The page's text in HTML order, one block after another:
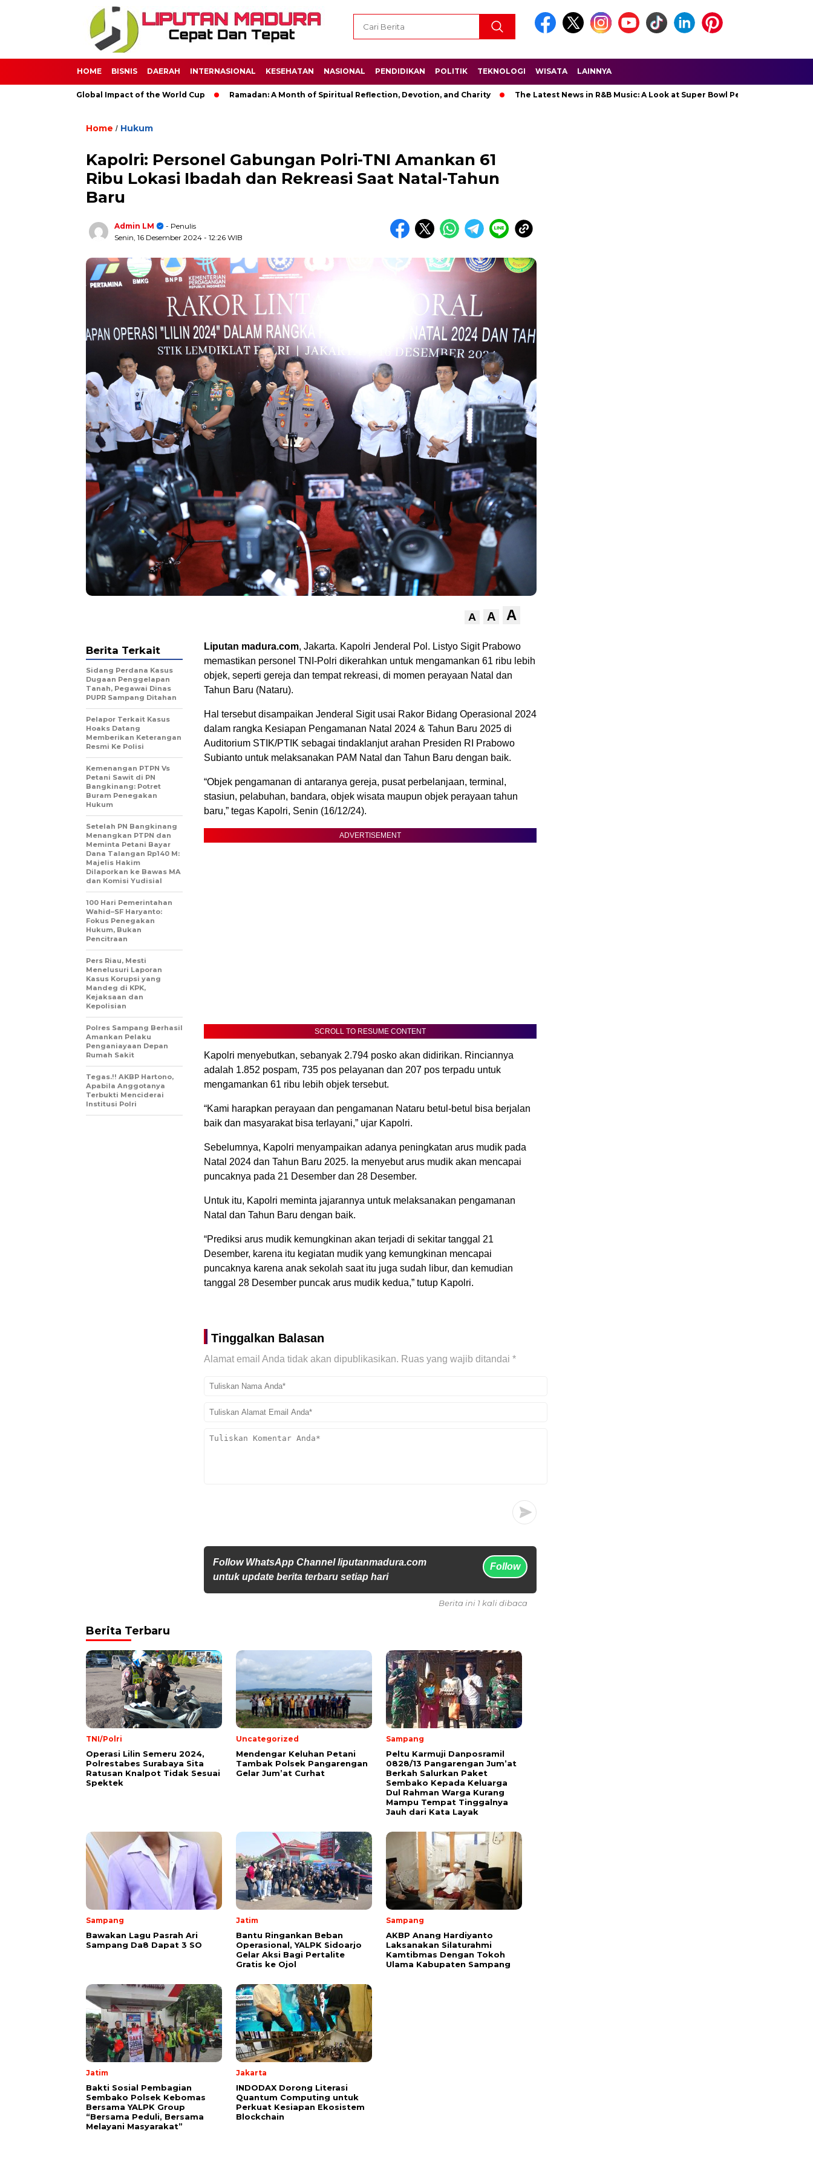
HOME BISNIS DAERAH INTERNASIONAL KESEHATAN NASIONAL PENDIDIKAN POLITIK TEKNOLOGI WISATA LAINNYA
The Global Impact of the World Cup Ramadan: A Month of Spiritual Reflection, Devotion, and Charity The Latest News in R&B Music: A Look at Super Bowl Performances, New
Home / Hukum
Kapolri: Personel Gabungan Polri-TNI Amankan 61
Ribu Lokasi Ibadah dan Rekreasi Saat Natal-Tahun
Baru
Admin LM
- Penulis
Senin, 16 Desember 2024 - 12:26 WIB
A A A
Liputan madura.com, Jakarta. Kapolri Jenderal Pol. Listyo Sigit Prabowo
memastikan personel TNI-Polri dikerahkan untuk mengamankan 61 ribu lebih
objek, seperti gereja dan tempat rekreasi, di momen perayaan Natal dan
Tahun Baru (Nataru).
Hal tersebut disampaikan Jenderal Sigit usai Rakor Bidang Operasional 2024
dalam rangka Kesiapan Pengamanan Natal 2024 & Tahun Baru 2025 di
Auditorium STIK/PTIK sebagai tindaklanjut arahan Presiden RI Prabowo
Subianto untuk melaksanakan PAM Natal dan Tahun Baru dengan baik.
“Objek pengamanan di antaranya gereja, pusat perbelanjaan, terminal,
stasiun, pelabuhan, bandara, objek wisata maupun objek perayaan tahun
baru,” tegas Kapolri, Senin (16/12/24).
ADVERTISEMENT
SCROLL TO RESUME CONTENT
Kapolri menyebutkan, sebanyak 2.794 posko akan didirikan. Rinciannya
adalah 1.852 pospam, 735 pos pelayanan dan 207 pos terpadu untuk
mengamankan 61 ribu lebih objek tersebut.
“Kami harapkan perayaan dan pengamanan Nataru betul-betul bisa berjalan
baik dan masyarakat bisa terlayani,” ujar Kapolri.
Sebelumnya, Kapolri menyampaikan adanya peningkatan arus mudik pada
Natal 2024 dan Tahun Baru 2025. Ia menyebut arus mudik akan mencapai
puncaknya pada 21 Desember dan 28 Desember.
Untuk itu, Kapolri meminta jajarannya untuk melaksanakan pengamanan
Natal dan Tahun Baru dengan baik.
“Prediksi arus mudik kemungkinan akan terjadi di sekitar tanggal 21
Desember, karena itu kegiatan mudik yang kemungkinan mencapai
puncaknya karena anak sekolah saat itu juga sudah libur, dan kemudian
tanggal 28 Desember puncak arus mudik kedua,” tutup Kapolri.
Tinggalkan Balasan
Alamat email Anda tidak akan dipublikasikan. Ruas yang wajib ditandai *
Follow WhatsApp Channel liputanmadura.com
untuk update berita terbaru setiap hari
Follow
Berita Terkait
Sidang Perdana Kasus
Dugaan Penggelapan
Tanah, Pegawai Dinas
PUPR Sampang Ditahan
Pelapor Terkait Kasus
Hoaks Datang
Memberikan Keterangan
Resmi Ke Polisi
Kemenangan PTPN Vs
Petani Sawit di PN
Bangkinang: Potret
Buram Penegakan
Hukum
Setelah PN Bangkinang
Menangkan PTPN dan
Meminta Petani Bayar
Dana Talangan Rp140 M:
Majelis Hakim
Dilaporkan ke Bawas MA
dan Komisi Yudisial
100 Hari Pemerintahan
Wahid–SF Haryanto:
Fokus Penegakan
Hukum, Bukan
Pencitraan
Pers Riau, Mesti
Menelusuri Laporan
Kasus Korupsi yang
Mandeg di KPK,
Kejaksaan dan
Kepolisian
Polres Sampang Berhasil
Amankan Pelaku
Penganiayaan Depan
Rumah Sakit
Tegas.!! AKBP Hartono,
Apabila Anggotanya
Terbukti Menciderai
Institusi Polri
Berita ini 1 kali dibaca
Berita Terbaru
TNI/Polri
Operasi Lilin Semeru 2024,
Polrestabes Surabaya Sita
Ratusan Knalpot Tidak Sesuai
Spektek
Uncategorized
Mendengar Keluhan Petani
Tambak Polsek Pangarengan
Gelar Jum’at Curhat
Sampang
Peltu Karmuji Danposramil
0828/13 Pangarengan Jum’at
Berkah Salurkan Paket
Sembako Kepada Keluarga
Dul Rahman Warga Kurang
Mampu Tempat Tinggalnya
Jauh dari Kata Layak
Sampang
Bawakan Lagu Pasrah Ari
Sampang Da8 Dapat 3 SO
Jatim
Bantu Ringankan Beban
Operasional, YALPK Sidoarjo
Gelar Aksi Bagi Pertalite
Gratis ke Ojol
Sampang
AKBP Anang Hardiyanto
Laksanakan Silaturahmi
Kamtibmas Dengan Tokoh
Ulama Kabupaten Sampang
Jatim
Bakti Sosial Pembagian
Sembako Polsek Kebomas
Bersama YALPK Group
“Bersama Peduli, Bersama
Melayani Masyarakat”
Jakarta
INDODAX Dorong Literasi
Quantum Computing untuk
Perkuat Kesiapan Ekosistem
Blockchain